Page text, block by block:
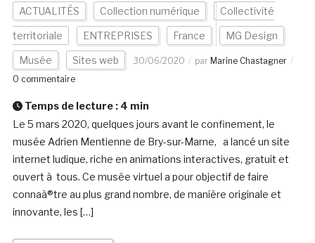
ACTUALITÉS Collection numérique Collectivité
territoriale ENTREPRISES France MG Design
Musée Sites web 30/06/2020 par Marine Chastagner
0 commentaire
Temps de lecture : 4 min
Le 5 mars 2020, quelques jours avant le confinement, le
musée Adrien Mentienne de Bry-sur-Marne, a lancé un site
internet ludique, riche en animations interactives, gratuit et
ouvert à tous. Ce musée virtuel a pour objectif de faire
connaà®tre au plus grand nombre, de manière originale et
innovante, les […]